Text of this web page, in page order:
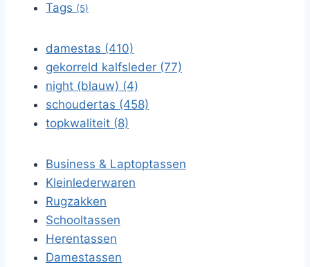
Tags (5)
damestas (410)
gekorreld kalfsleder (77)
night (blauw) (4)
schoudertas (458)
topkwaliteit (8)
Business & Laptoptassen
Kleinlederwaren
Rugzakken
Schooltassen
Herentassen
Damestassen